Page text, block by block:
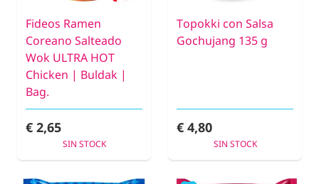
Fideos Ramen
Coreano Salteado
Wok ULTRA HOT
Chicken | Buldak |
Bag.
€ 2,65
SIN STOCK
Topokki con Salsa
Gochujang 135 g
€ 4,80
SIN STOCK